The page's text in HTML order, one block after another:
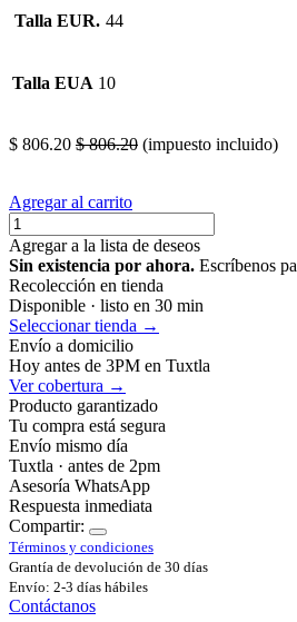
Talla EUR. 44
Talla EUA 10
$ 806.20 $806.20 (impuesto incluido)
Agregar al carrito
Agregar a la lista de deseos
Sin existencia por ahora. Escríbenos
Recolección en tienda
Disponible · listo en 30 min
Seleccionar tienda →
Envío a domicilio
Hoy antes de 3PM en Tuxtla
Ver cobertura →
Producto garantizado
Tu compra está segura
Envío mismo día
Tuxtla · antes de 2pm
Asesoría WhatsApp
Respuesta inmediata
Compartir:
Términos y condiciones
Grantía de devolución de 30 días
Envío: 2-3 días hábiles
Contáctanos